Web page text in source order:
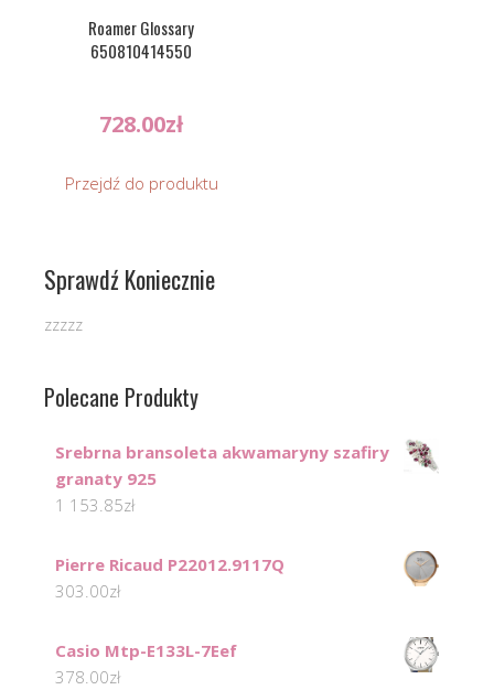
Roamer Glossary
650810414550
728.00zł
Przejdź do produktu
Sprawdź Koniecznie
zzzzz
Polecane Produkty
Srebrna bransoleta akwamaryny szafiry
granaty 925
1 153.85zł
Pierre Ricaud P22012.9117Q
303.00zł
Casio Mtp-E133L-7Eef
378.00zł